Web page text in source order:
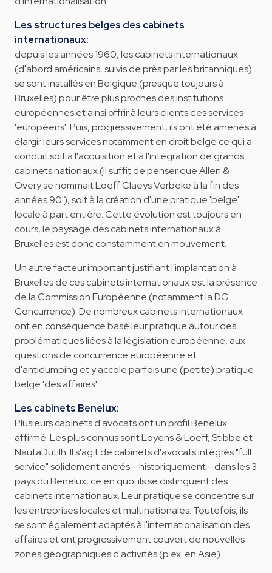
Les structures belges des cabinets
internationaux:
depuis les années 1960, les cabinets internationaux
(d'abord américains, suivis de près par les britanniques)
se sont installés en Belgique (presque toujours à
Bruxelles) pour être plus proches des institutions
européennes et ainsi offrir à leurs clients des services
'européens'. Puis, progressivement, ils ont été amenés à
élargir leurs services notamment en droit belge ce qui a
conduit soit à l'acquisition et à l'intégration de grands
cabinets nationaux (il suffit de penser que Allen &
Overy se nommait Loeff Claeys Verbeke à la fin des
années 90'), soit à la création d'une pratique 'belge'
locale à part entière. Cette évolution est toujours en
cours, le paysage des cabinets internationaux à
Bruxelles est donc constamment en mouvement.
Un autre facteur important justifiant l'implantation à
Bruxelles de ces cabinets internationaux est la présence
de la Commission Européenne (notamment la DG
Concurrence). De nombreux cabinets internationaux
ont en conséquence basé leur pratique autour des
problématiques liées à la législation européenne, aux
questions de concurrence européenne et
d'antidumping et y accole parfois une (petite) pratique
belge 'des affaires'.
Les cabinets Benelux:
Plusieurs cabinets d'avocats ont un profil Benelux
affirmé. Les plus connus sont Loyens & Loeff, Stibbe et
NautaDutilh. Il s'agit de cabinets d'avocats intégrés "full
service" solidement ancrés – historiquement - dans les 3
pays du Benelux, ce en quoi ils se distinguent des
cabinets internationaux. Leur pratique se concentre sur
les entreprises locales et multinationales. Toutefois, ils
se sont également adaptés à l'internationalisation des
affaires et ont progressivement couvert de nouvelles
zones géographiques d'activités (p.ex. en Asie).